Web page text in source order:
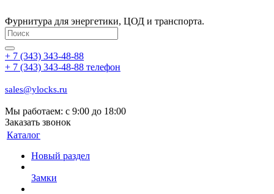
Фурнитура для энергетики, ЦОД и транспорта.
+ 7 (343) 343-48-88
+ 7 (343) 343-48-88 телефон
sales@ylocks.ru
Мы работаем: с 9:00 до 18:00
Заказать звонок
Каталог
Новый раздел
Замки